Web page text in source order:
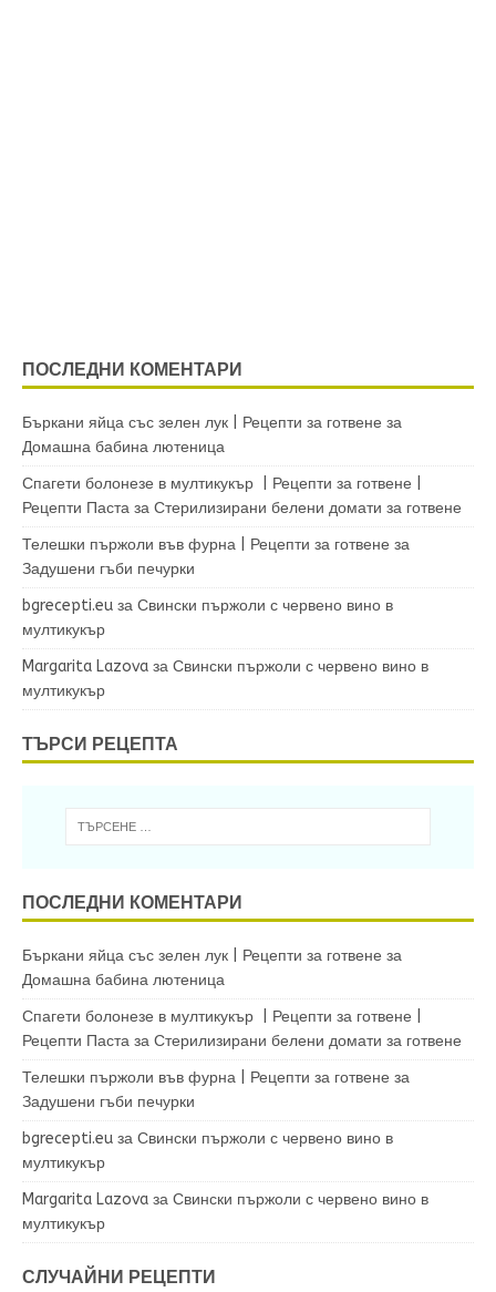
ПОСЛЕДНИ КОМЕНТАРИ
Бъркани яйца със зелен лук | Рецепти за готвене за
Домашна бабина лютеница
Спагети болонезе в мултикукър | Рецепти за готвене |
Рецепти Паста за Стерилизирани белени домати за готвене
Телешки пържоли във фурна | Рецепти за готвене за
Задушени гъби печурки
bgrecepti.eu за Свински пържоли с червено вино в
мултикукър
Margarita Lazova за Свински пържоли с червено вино в
мултикукър
ТЪРСИ РЕЦЕПТА
ПОСЛЕДНИ КОМЕНТАРИ
Бъркани яйца със зелен лук | Рецепти за готвене за
Домашна бабина лютеница
Спагети болонезе в мултикукър | Рецепти за готвене |
Рецепти Паста за Стерилизирани белени домати за готвене
Телешки пържоли във фурна | Рецепти за готвене за
Задушени гъби печурки
bgrecepti.eu за Свински пържоли с червено вино в
мултикукър
Margarita Lazova за Свински пържоли с червено вино в
мултикукър
СЛУЧАЙНИ РЕЦЕПТИ